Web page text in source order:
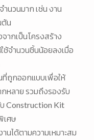
นวนมาก เช่น งาน
ต้น
ากเป็นโครงสร้าง
ช้จำนวนชิ้นน้อยลงเมื่อ
ที่ถูกออกแบบเพื่อให้
กหลาย รวมถึงรองรับ
Construction Kit
เศษ
นได้ตามความเหมาะสม